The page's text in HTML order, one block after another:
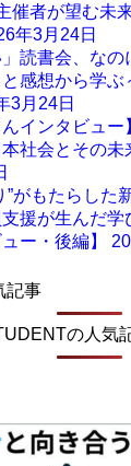
催者が望む未
年3月24日
」読書会、な
感想から学
3月24日
んインタビュ
本社会とその
”がもたらし
援が生んだ
ー・後編】
記事
の人気